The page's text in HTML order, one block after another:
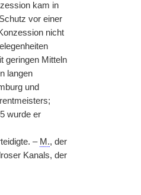
kam in
vor einer
nicht
geringen Mitteln
langen
und
wurde er
– M., der
Kanals, der